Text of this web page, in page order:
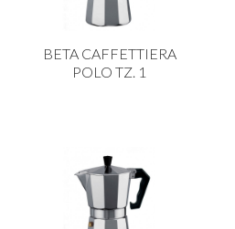
BETA CAFFETTIERA
POLO TZ. 1